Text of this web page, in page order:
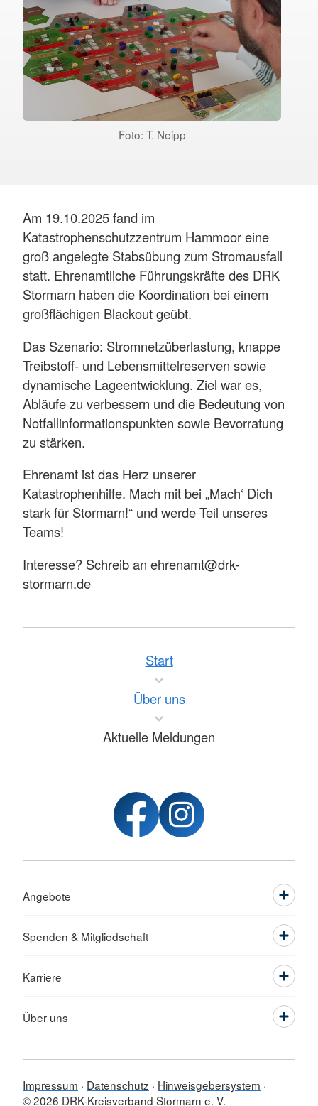
Foto: T. Neipp
Am 19.10.2025 fand im
Katastrophenschutzzentrum Hammoor eine
groß angelegte Stabsübung zum Stromausfall
statt. Ehrenamtliche Führungskräfte des DRK
Stormarn haben die Koordination bei einem
großflächigen Blackout geübt.
Das Szenario: Stromnetzüberlastung, knappe
Treibstoff- und Lebensmittelreserven sowie
dynamische Lageentwicklung. Ziel war es,
Abläufe zu verbessern und die Bedeutung von
Notfallinformationspunkten sowie Bevorratung
zu stärken.
Ehrenamt ist das Herz unserer
Katastrophenhilfe. Mach mit bei „Mach‘ Dich
stark für Stormarn!“ und werde Teil unseres
Teams!
Interesse? Schreib an ehrenamt@drk-
stormarn.de
Start
Über uns
Aktuelle Meldungen
Angebote
Spenden & Mitgliedschaft
Karriere
Über uns
Impressum Datenschutz
Hinweisgebersystem
© 2026 DRK-Kreisverband Stormarn e. V.